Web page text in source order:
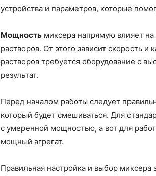
устройства и параметров, которые
Мощность миксера напрямую влияет
растворов. От этого зависит скорость
растворов требуется оборудование с
результат.
Перед началом работы следует
который будет смешиваться. Для
с умеренной мощностью, а вот для
мощный агрегат.
Правильная настройка и выбор